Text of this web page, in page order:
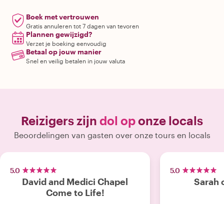
Boek met vertrouwen
Gratis annuleren tot 7 dagen van tevoren
Plannen gewijzigd?
Verzet je boeking eenvoudig
Betaal op jouw manier
Snel en veilig betalen in jouw valuta
Reizigers zijn dol oponze locals
Beoordelingen van gasten over onze tours en locals
5.0
David and Medici Chapel
Come to Life!
5.0
Sarah